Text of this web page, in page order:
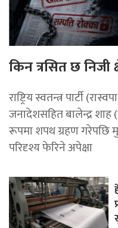
किन त्रसित छ निजी
राष्ट्रिय स्वतन्त्र पार्टी
जनादेशसहित बालेन्द्र शाह
रूपमा शपथ ग्रहण गरेपछि
परिदृश्य फेरिने अपेक्षा